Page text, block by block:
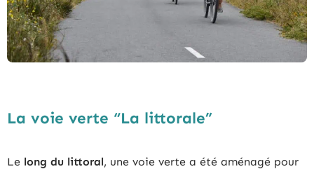
La voie verte “La littorale”
Le long du littoral, une voie verte a été aménagé pour